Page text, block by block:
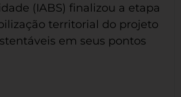
(IABS) finalizou a etapa
territorial do projeto
em seus pontos